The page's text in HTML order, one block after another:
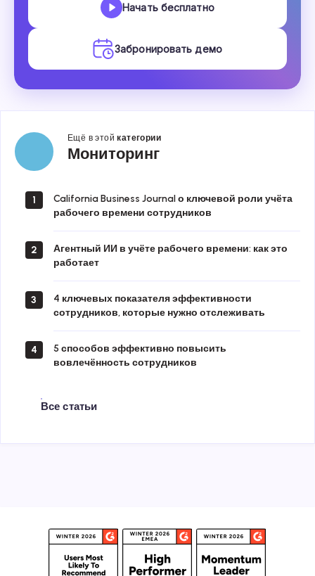
Начать бесплатно
Забронировать демо
Ещё в этойкатегории
Мониторинг
Мониторинг
1
California Business Journal о ключевой роли учёта
рабочего времени сотрудников
2
Агентный ИИ в учёте рабочего времени: как это
работает
3
4 ключевых показателя эффективности
сотрудников, которые нужно отслеживать
4
5 способов эффективно повысить
вовлечённость сотрудников
Все статьи